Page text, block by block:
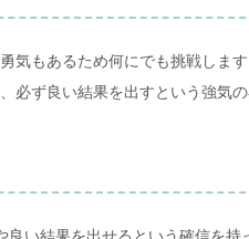
気もあるため何にでも挑戦しま
必ず良い結果を出すという強気の
い結果を出せるという確信を持